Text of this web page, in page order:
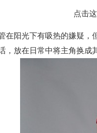
点击
在阳光下有吸热的嫌疑，
，放在日常中将主角换成